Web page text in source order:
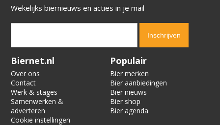
Wekelijks biernieuws en acties in je mail
Verification code:
Biernet.nl
Over ons
Contact
Werk & stages
Samenwerken &
adverteren
Cookie instellingen
Populair
Bier merken
Bier aanbiedingen
Bier nieuws
Bier shop
Bier agenda